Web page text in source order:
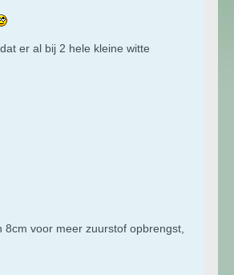
er al bij 2 hele kleine witte
voor meer zuurstof opbrengst,